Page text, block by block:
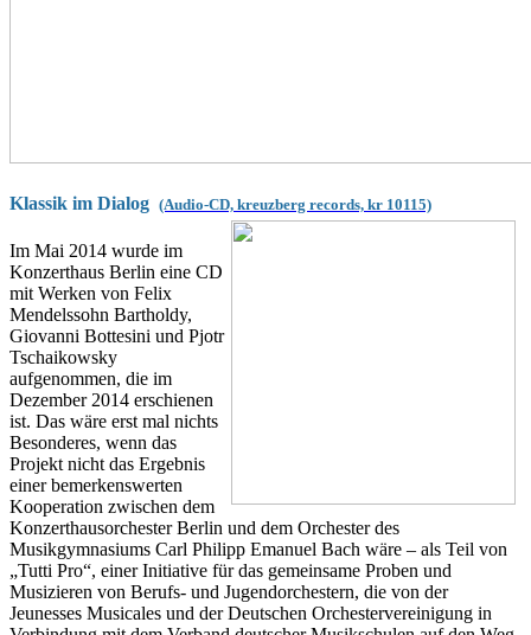
Klassik im Dialog (Audio-CD, kreuzberg records, kr 10115)
Im Mai 2014 wurde im
Konzerthaus Berlin eine CD
mit Werken von Felix
Mendelssohn Bartholdy,
Giovanni Bottesini und Pjotr
Tschaikowsky
aufgenommen, die im
Dezember 2014 erschienen
ist. Das wäre erst mal nichts
Besonderes, wenn das
Projekt nicht das Ergebnis
einer bemerkenswerten
Kooperation zwischen dem
Konzerthausorchester Berlin und dem Orchester des
Musikgymnasiums Carl Philipp Emanuel Bach wäre – als Teil von
„Tutti Pro“, einer Initiative für das gemeinsame Proben und
Musizieren von Berufs- und Jugendorchestern, die von der
Jeunesses Musicales und der Deutschen Orchestervereinigung in